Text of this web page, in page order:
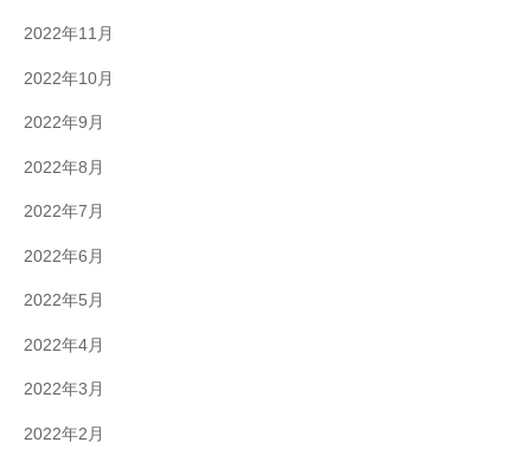
2022年11月
2022年10月
2022年9月
2022年8月
2022年7月
2022年6月
2022年5月
2022年4月
2022年3月
2022年2月